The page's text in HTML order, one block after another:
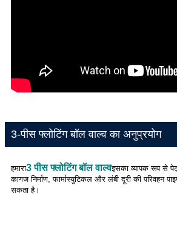
3-पीस फ्लोटिंग बॉल वाल्व का अनुप्रयोग
हमारा3 पीस फ्लोटिंग बॉल वाल्वइसका व्यापक रूप से
कागज निर्माण, फार्मास्युटिकल और लंबी दूरी की परिवहन
सकता है।